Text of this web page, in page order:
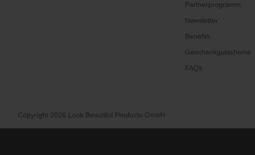
Partnerprogramm
Newsletter
Benefits
Geschenkgutscheine
FAQs
Copyright 2026 Look Beautiful Products GmbH